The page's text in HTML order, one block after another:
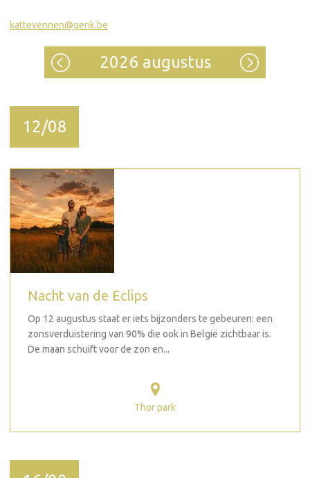
kattevennen@genk.be
2026 augustus
12/08
Nacht van de Eclips
Op 12 augustus staat er iets bijzonders te gebeuren: een
zonsverduistering van 90% die ook in België zichtbaar is.
De maan schuift voor de zon en...
Thor park